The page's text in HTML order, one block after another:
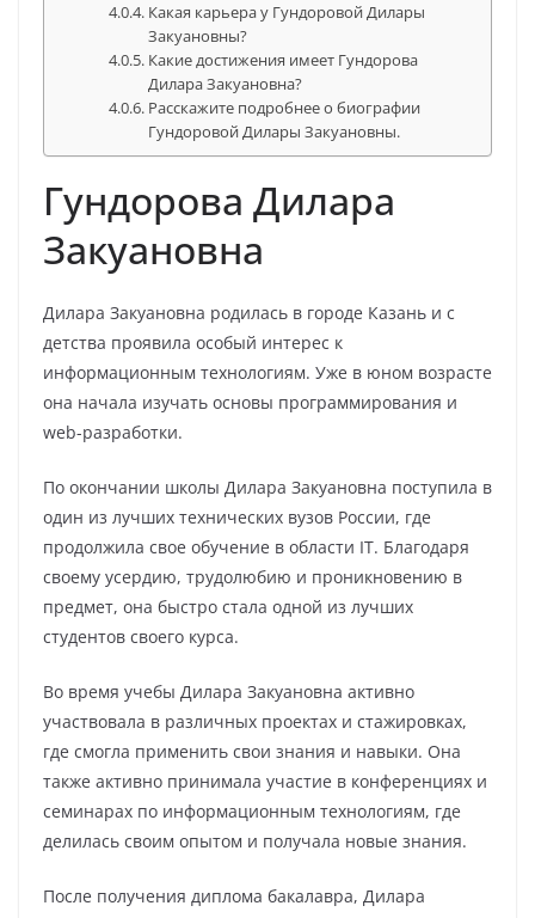
Какая карьера у Гундоровой Дилары
Закуановны?
Какие достижения имеет Гундорова
Дилара Закуановна?
Расскажите подробнее о биографии
Гундоровой Дилары Закуановны.
Гундорова Дилара
Закуановна
Дилара Закуановна родилась в городе Казань и с
детства проявила особый интерес к
информационным технологиям. Уже в юном возрасте
она начала изучать основы программирования и
web-разработки.
По окончании школы Дилара Закуановна поступила в
один из лучших технических вузов России, где
продолжила свое обучение в области IT. Благодаря
своему усердию, трудолюбию и проникновению в
предмет, она быстро стала одной из лучших
студентов своего курса.
Во время учебы Дилара Закуановна активно
участвовала в различных проектах и стажировках,
где смогла применить свои знания и навыки. Она
также активно принимала участие в конференциях и
семинарах по информационным технологиям, где
делилась своим опытом и получала новые знания.
После получения диплома бакалавра, Дилара